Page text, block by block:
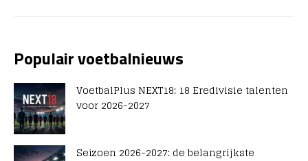
Populair voetbalnieuws
VoetbalPlus NEXT18: 18 Eredivisie talenten
voor 2026-2027
Seizoen 2026-2027: de belangrijkste